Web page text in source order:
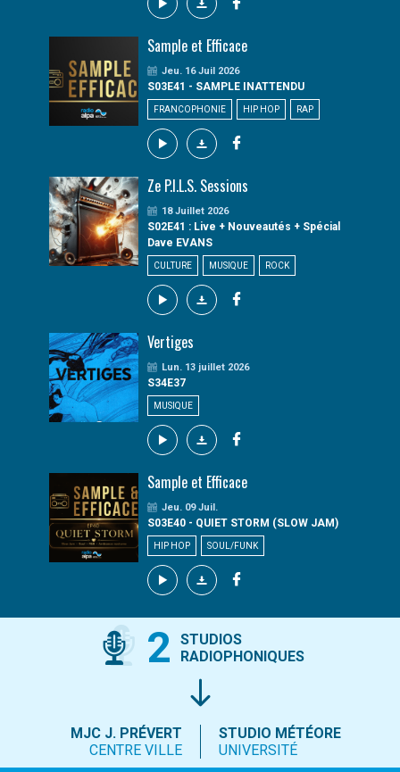
Sample et Efficace
Jeu. 16 Juil 2026
S03E41 - SAMPLE INATTENDU
FRANCOPHONIE HIP HOP RAP
Ze P.I.L.S. Sessions
18 Juillet 2026
S02E41 : Live + Nouveautés + Spécial
Dave EVANS
CULTURE MUSIQUE ROCK
Vertiges
Lun. 13 juillet 2026
S34E37
MUSIQUE
Sample et Efficace
Jeu. 09 Juil.
S03E40 - QUIET STORM (SLOW JAM)
HIP HOP SOUL/FUNK
2
STUDIOS
RADIOPHONIQUES
MJC J. PRÉVERT
CENTRE VILLE
STUDIO MÉTÉORE
UNIVERSITÉ